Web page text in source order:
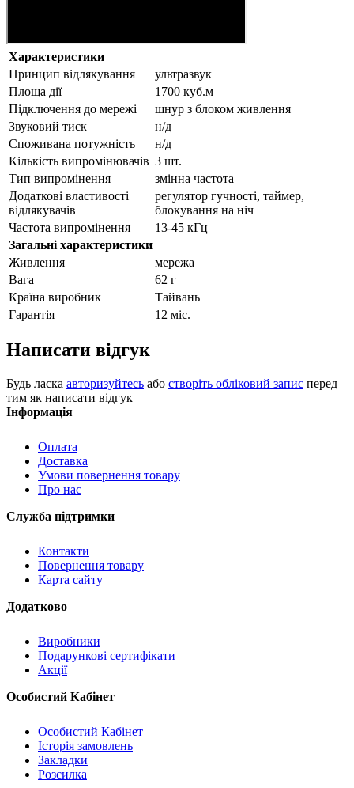
Характеристики
Принцип відлякування
ультразвук
Площа дії
1700 куб.м
Підключення до мережі
шнур з блоком живлення
Звуковий тиск
н/д
Споживана потужність
н/д
Кількість випромінювачів 3 шт.
Тип випромінення
змінна частота
Додаткові властивості
відлякувачів
регулятор гучності, таймер,
блокування на ніч
Частота випромінення
13-45 кГц
Загальні характеристики
Живлення
мережа
Вага
62 г
Країна виробник
Тайвань
Гарантія
12 міс.
Написати відгук
Будь ласка авторизуйтесь або створіть обліковий запис перед
тим як написати відгук
Інформація
Оплата
Доставка
Умови повернення товару
Про нас
Служба підтримки
Контакти
Повернення товару
Карта сайту
Додатково
Виробники
Подарункові сертифікати
Акції
Особистий Кабінет
Особистий Кабінет
Історія замовлень
Закладки
Розсилка